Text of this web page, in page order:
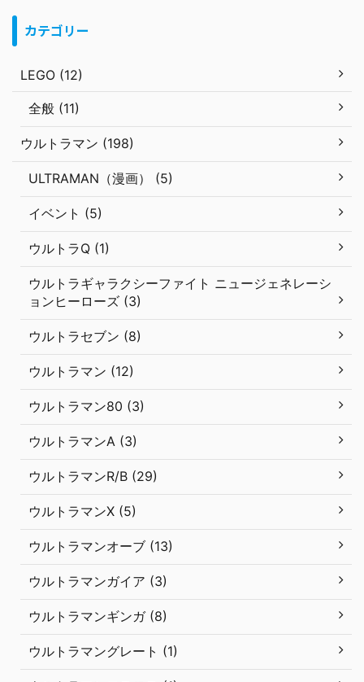
カテゴリー
LEGO (12)
全般 (11)
ウルトラマン (198)
ULTRAMAN（漫画） (5)
イベント (5)
ウルトラQ (1)
ウルトラギャラクシーファイト ニュージェネレーシ
ョンヒーローズ (3)
ウルトラセブン (8)
ウルトラマン (12)
ウルトラマン80 (3)
ウルトラマンA (3)
ウルトラマンR/B (29)
ウルトラマンX (5)
ウルトラマンオーブ (13)
ウルトラマンガイア (3)
ウルトラマンギンガ (8)
ウルトラマングレート (1)